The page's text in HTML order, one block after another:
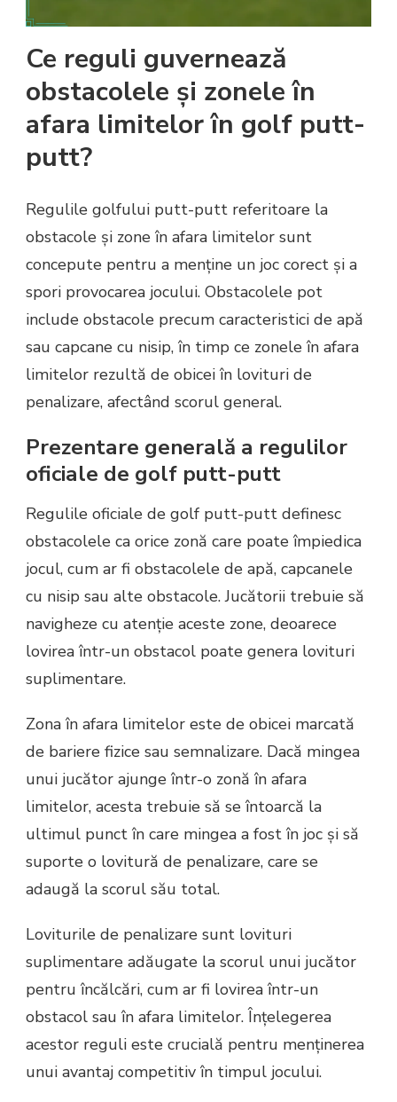
Ce reguli guvernează
obstacolele și zonele în
afara limitelor în golf putt-
putt?
Regulile golfului putt-putt referitoare la
obstacole și zone în afara limitelor sunt
concepute pentru a menține un joc corect și a
spori provocarea jocului. Obstacolele pot
include obstacole precum caracteristici de apă
sau capcane cu nisip, în timp ce zonele în afara
limitelor rezultă de obicei în lovituri de
penalizare, afectând scorul general.
Prezentare generală a regulilor
oficiale de golf putt-putt
Regulile oficiale de golf putt-putt definesc
obstacolele ca orice zonă care poate împiedica
jocul, cum ar fi obstacolele de apă, capcanele
cu nisip sau alte obstacole. Jucătorii trebuie să
navigheze cu atenție aceste zone, deoarece
lovirea într-un obstacol poate genera lovituri
suplimentare.
Zona în afara limitelor este de obicei marcată
de bariere fizice sau semnalizare. Dacă mingea
unui jucător ajunge într-o zonă în afara
limitelor, acesta trebuie să se întoarcă la
ultimul punct în care mingea a fost în joc și să
suporte o lovitură de penalizare, care se
adaugă la scorul său total.
Loviturile de penalizare sunt lovituri
suplimentare adăugate la scorul unui jucător
pentru încălcări, cum ar fi lovirea într-un
obstacol sau în afara limitelor. Înțelegerea
acestor reguli este crucială pentru menținerea
unui avantaj competitiv în timpul jocului.